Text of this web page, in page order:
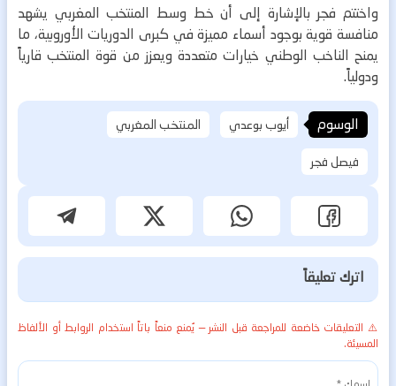
واختتم فجر بالإشارة إلى أن خط وسط المنتخب المغربي يشهد
منافسة قوية بوجود أسماء مميزة في كبرى الدوريات الأوروبية، ما
يمنح الناخب الوطني خيارات متعددة ويعزز من قوة المنتخب قارياً
ودولياً.
الوسوم أيوب بوعدي
المنتخب المغربي
فيصل فجر
اترك تعليقاً
⚠️ التعليقات خاضعة للمراجعة قبل النشر — يُمنع منعاً باتاً استخدام الروابط أو الألفاظ
المسيئة.